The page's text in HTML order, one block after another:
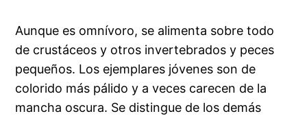
Aunque es omnívoro, se alimenta sobre todo
de crustáceos y otros invertebrados y peces
pequeños. Los ejemplares jóvenes son de
colorido más pálido y a veces carecen de la
mancha oscura. Se distingue de los demás